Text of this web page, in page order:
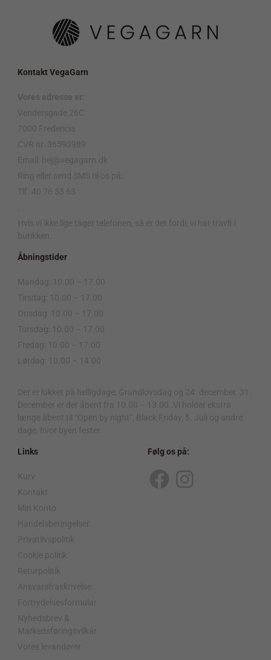
Kontakt VegaGarn
Vores adresse er:
Vendersgade 26C
7000 Fredericia
CVR nr. 36593989
Email: hej@vegagarn.dk
Ring eller send SMS til os på:
Tlf. 40 76 53 63
Hvis vi ikke lige tager telefonen, så er det fordi, vi har travlt i
butikken.
Åbningstider
Mandag: 10.00 – 17.00
Tirsdag: 10.00 – 17.00
Onsdag: 10.00 – 17.00
Torsdag: 10.00 – 17.00
Fredag: 10.00 – 17.00
Lørdag: 10.00 – 14.00
Der er lukket på helligdage, Grundlovsdag og 24. december. 31.
December er der åbent fra 10.00 – 13.00. Vi holder ekstra
længe åbent til “Open by night”, Black Friday, 5. Juli og andre
dage, hvor byen fester.
Links
Kurv
Kontakt
Min Konto
Handelsbetingelser
Privatlivspolitik
Cookie politik
Returpolitik
Ansvarsfraskrivelse
Fortrydelsesformular
Nyhedsbrev &
Markedsføringsvilkår
Vores levandører
Følg os på:
F
I